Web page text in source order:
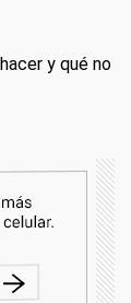
y qué no